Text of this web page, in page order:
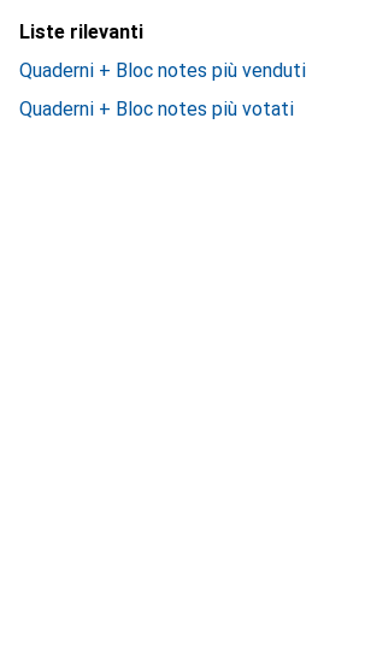
Liste rilevanti
Quaderni + Bloc notes più venduti
Quaderni + Bloc notes più votati